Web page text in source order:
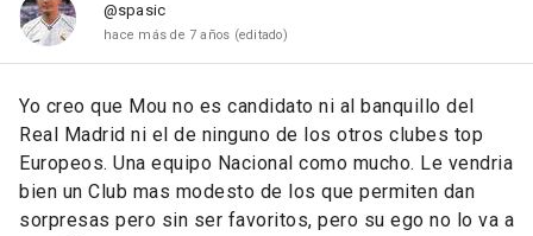
@spasic
hace más de 7 años (editado)
Yo creo que Mou no es candidato ni al banquillo del
Real Madrid ni el de ninguno de los otros clubes top
Europeos. Una equipo Nacional como mucho. Le vendria
bien un Club mas modesto de los que permiten dan
sorpresas pero sin ser favoritos, pero su ego no lo va a